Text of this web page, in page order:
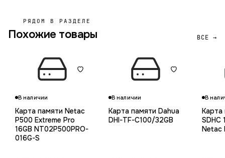
РЯДОМ В РАЗДЕЛЕ
Похожие товары ВСЕ →
В наличии
Карта памяти Netac
P500 Extreme Pro
16GB NT02P500PRO-
016G-S
В наличии
Карта памяти Dahua
DHI-TF-C100/32GB
В
Карта
SDHC
Netac